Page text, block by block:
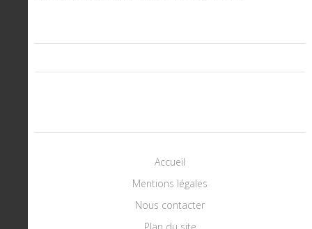
Accueil
Mentions légales
Nous contacter